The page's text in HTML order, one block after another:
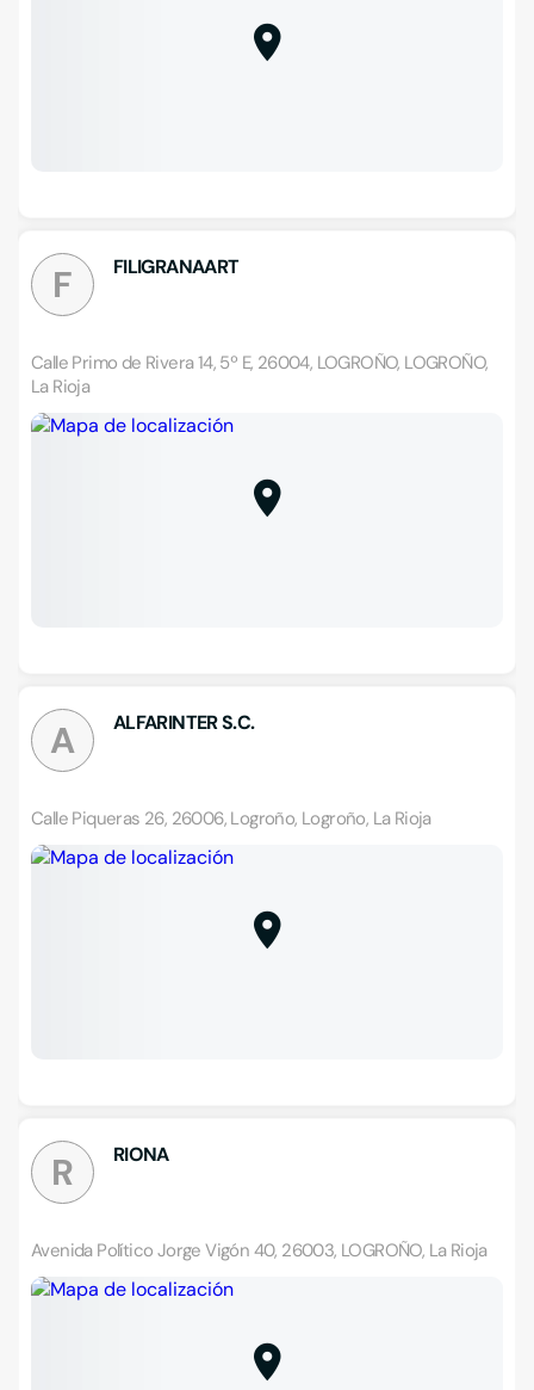
F FILIGRANAART
Calle Primo de Rivera 14, 5º E, 26004, LOGROÑO, LOGROÑO,
La Rioja
A ALFARINTER S.C.
Calle Piqueras 26, 26006, Logroño, Logroño, La Rioja
R RIONA
Avenida Político Jorge Vigón 40, 26003, LOGROÑO, La Rioja